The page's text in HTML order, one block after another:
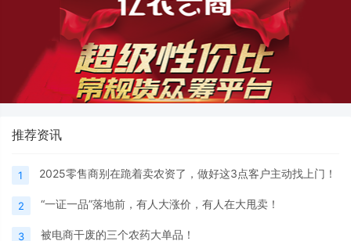
推荐资讯
1 2025零售商别在跪着卖农资了，做好这3点客户主动找上门！
2 “一证一品”落地前，有人大涨价，有人在大甩卖！
3 被电商干废的三个农药大单品！